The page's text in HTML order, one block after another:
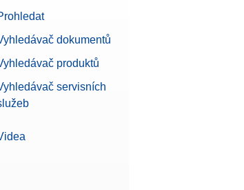
dokumentů
produktů
servisních